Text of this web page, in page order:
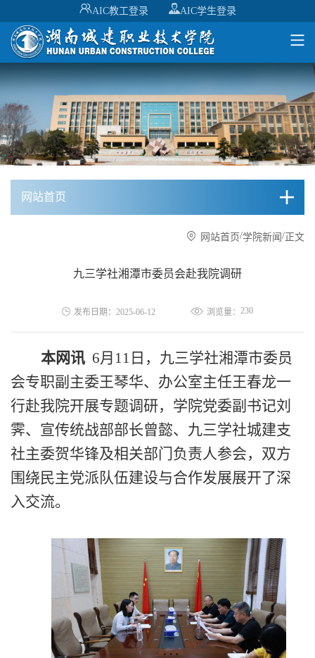
AIC教工登录 AIC学生登录
网站首页
网站首页/学院新闻 /正文
九三学社湘潭市委员会赴我院调研
发布日期：2025-06-12 浏览量： 230
本网讯 6月11日，九三学社湘潭市委员
会专职副主委王琴华、办公室主任王春龙一
行赴我院开展专题调研，学院党委副书记刘
霁、宣传统战部部长曾懿、九三学社城建支
社主委贺华锋及相关部门负责人参会，双方
围绕民主党派队伍建设与合作发展展开了深
入交流。